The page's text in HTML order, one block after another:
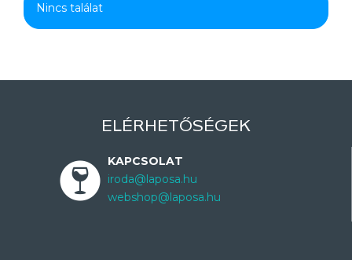
Nincs találat
ELÉRHETŐSÉGEK
KAPCSOLAT
iroda@laposa.hu
webshop@laposa.hu